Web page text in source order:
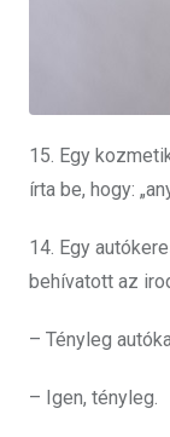
15. Egy
írta be, hogy:
14. Egy
behívatott az
– Tényleg
– Igen, tényleg.